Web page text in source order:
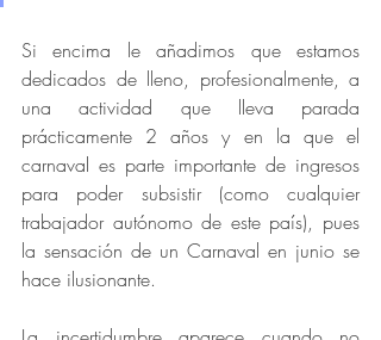
Si encima le añadimos que estamos
dedicados de lleno, profesionalmente, a
una actividad que lleva parada
prácticamente 2 años y en la que el
carnaval es parte importante de ingresos
para poder subsistir (como cualquier
trabajador autónomo de este país), pues
la sensación de un Carnaval en junio se
hace ilusionante.